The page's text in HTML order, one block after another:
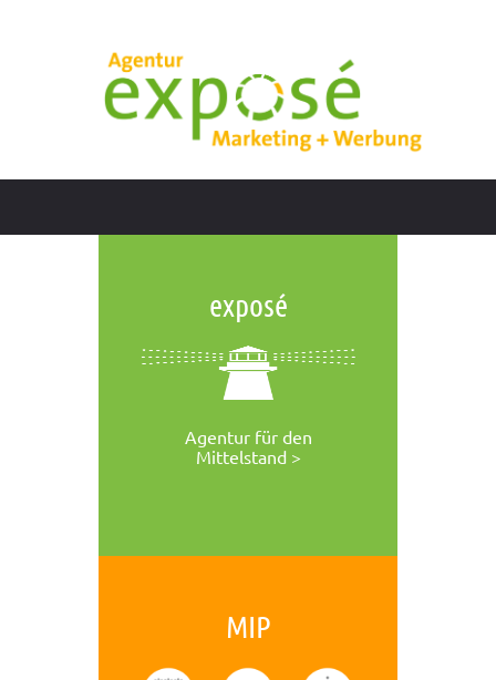
exposé
Agentur für den
Mittelstand >
MIP